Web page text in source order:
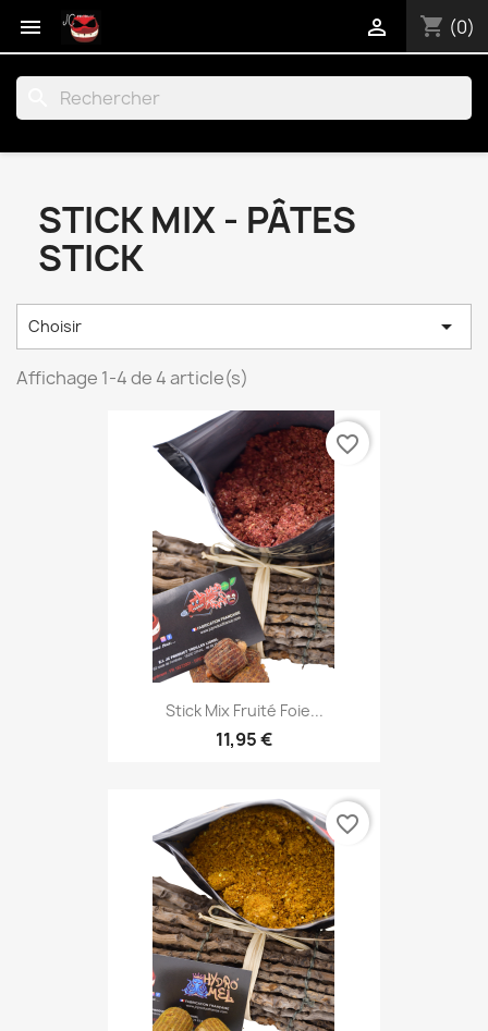
 shopping_cart (0)

STICK MIX - PÂTES
STICK
Choisir 
Affichage 1-4 de 4 article(s)
Stick Mix Fruité Foie...
11,95 €
favorite_border
favorite_border